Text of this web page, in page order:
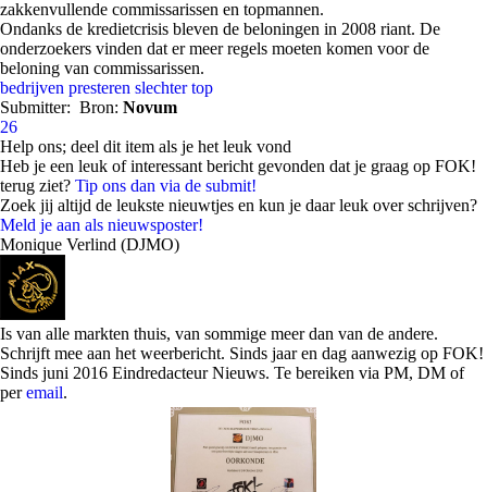
zakkenvullende commissarissen en topmannen.
Ondanks de kredietcrisis bleven de beloningen in 2008 riant. De
onderzoekers vinden dat er meer regels moeten komen voor de
beloning van commissarissen.
bedrijven presteren slechter top
Submitter: Bron: Novum
26
Help ons; deel dit item als je het leuk vond
Heb je een leuk of interessant bericht gevonden dat je graag op FOK!
terug ziet? Tip ons dan via de submit!
Zoek jij altijd de leukste nieuwtjes en kun je daar leuk over schrijven?
Meld je aan als nieuwsposter!
Monique Verlind (DJMO)
Is van alle markten thuis, van sommige meer dan van de andere.
Schrijft mee aan het weerbericht. Sinds jaar en dag aanwezig op FOK!
Sinds juni 2016 Eindredacteur Nieuws. Te bereiken via PM, DM of
peremail.